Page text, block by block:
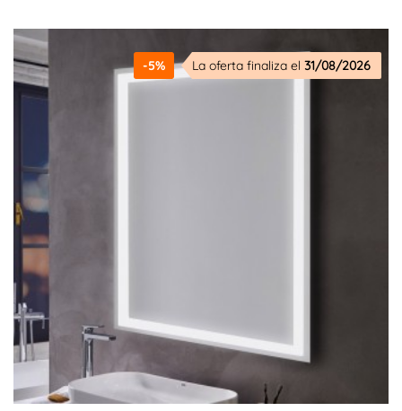
-5% La oferta finaliza el 31/08/2026